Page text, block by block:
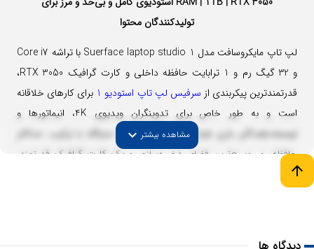
تولیدکنندگان محتوا
لپ تاپ مایکروسافت مدل Suerface laptop studio 1 با تراشه Core i7
و 32 گیگ رم و 1 ترابایت حافظه داخلی و کارت گرافیک RTX 3050،
قدرتمندترین پیکربندی از سرفیس لپ تاپ استودیو 1
برای کارهای خلاقانه
است و به طور خاص برای تدوینگران ویدیوی 4K، انیماتورها و
توسعه‌دهندگان بازی طراحی شده است. این دستگاه با ترکیب حداکثر
حافظه رم، وسیع‌ترین فضای ذخیره‌سازی و یک کارت گرافیک قدرتمند،
تمام ابزارهای لازم برای به ثمر رساندن بلندپروازانه‌ترین پروژه‌ها را در اختیار
مشاهده بیشترexpand_more
arrow_upward